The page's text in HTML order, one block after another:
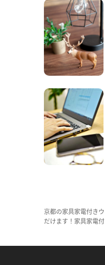
京都の家具家電付き
だけます！家具家電